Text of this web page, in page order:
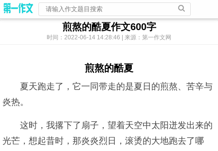
煎熬的酷夏作文600字
时间：2022-06-14 14:28:46 | 来源：第一作文网
煎熬的酷夏
夏天跑走了，它一同带走的是夏日的煎熬、苦辛与
炎热。
这时，我撂下了扇子，望着天空中太阳迸发出来的
光芒，想起昔时，那炎炎烈日，滚烫的大地跑去了哪